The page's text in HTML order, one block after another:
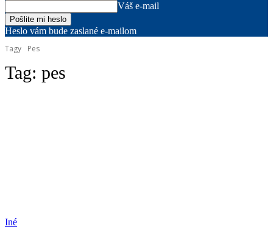
Váš e-mail
Heslo vám bude zaslané e-mailom
Tagy
Pes
Tag: pes
Iné